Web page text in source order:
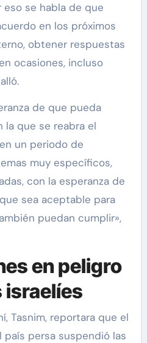
eso se habla de que
en los próximos
obtener respuestas
ocasiones, incluso
de que pueda
la que se reabra el
un periodo de
muy específicos,
con la esperanza de
sea aceptable para
puedan cumplir»,
en peligro
israelíes
Tasnim, reportara que el
persa suspendió las